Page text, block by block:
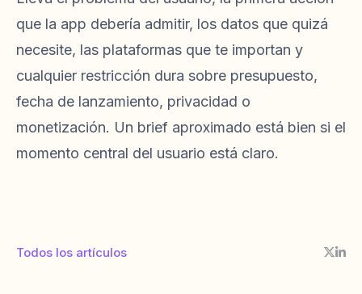
que la app debería admitir, los datos que quizá
necesite, las plataformas que te importan y
cualquier restricción dura sobre presupuesto,
fecha de lanzamiento, privacidad o
monetización. Un brief aproximado está bien si el
momento central del usuario está claro.
Todos los artículos